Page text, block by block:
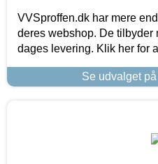
VVSproffen.dk har mere
deres webshop. De tilbyder
dages levering. Klik her for
Se udvalget